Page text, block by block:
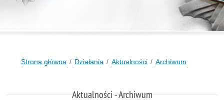
Strona główna Działania Aktualności Archiwum
Aktualności - Archiwum